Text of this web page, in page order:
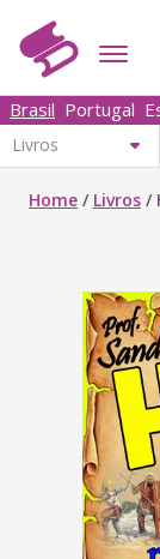
Brasil Portugal
Home / Livros /